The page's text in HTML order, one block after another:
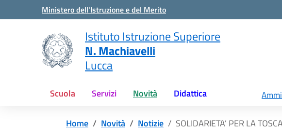
Vai ai contenuti
Vai al menu di navigazione
Ministero dell'Istruzione e del Merito
Istituto Istruzione Superiore
N. Machiavelli
Lucca
Scuola Servizi Novità Didattica
Home Novità Notizie SOLIDARIETA’ PER LA